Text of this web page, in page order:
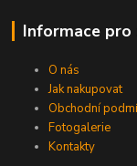
Informace pro
O nás
Jak nakupovat
Obchodní
Fotogalerie
Kontakty